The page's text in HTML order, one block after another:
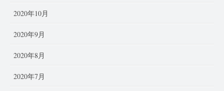
2020年10月
2020年9月
2020年8月
2020年7月